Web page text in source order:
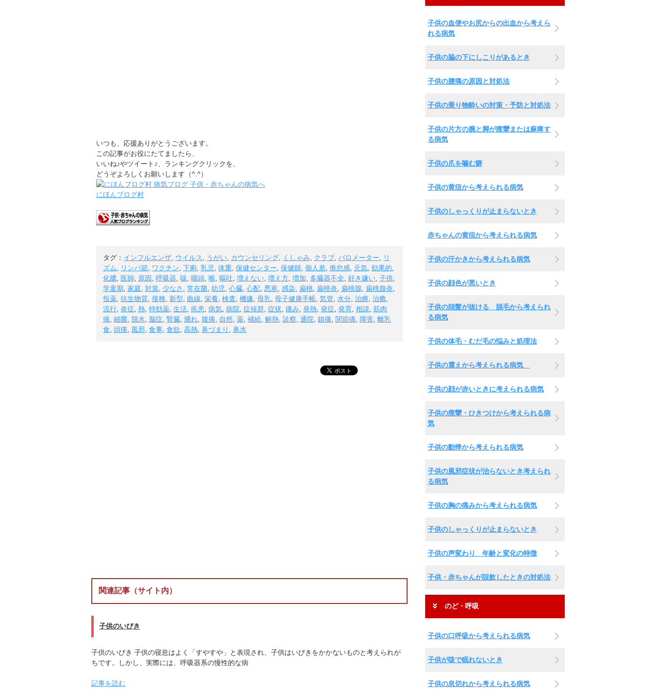
いつも、応援ありがとうございます。
この記事がお役にたてましたら、
いいね♪やツイート♪、ランキングクリックを、
どうぞよろしくお願いします（^.^）
にほんブログ村
タグ： インフルエンザ ウイルス うがい カウンセリング くしゃみ クラブ バロメーター
リ
ズム
リンパ節 ワクチン 下痢 乳児 体重 保健センター 保健師 個人差 倦怠感 元気 効果的
化膿
医師 原因 呼吸器 咳 咽頭 喉 嘔吐 増えない 増え方 増加 多臓器不全 好き嫌い 子供
学童期 家庭 対策 少なさ 常在菌 幼児 心臓 心配 悪寒 感染 扁桃 扁桃炎 扁桃腺 扁桃腺炎
投薬 抗生物質 接種 新型 曲線 栄養 検査 機嫌 母乳 母子健康手帳 気管 水分 治療 治癒
流行 炎症 熱 特効薬 生活 疾患 病気 病院 症候群 症状 痛み 発熱 発症 発育 相談 筋肉
痛 細菌 脱水 脳症 腎臓 腫れ 腹痛 自然 薬 補給 解熱 診察 通院 鎮痛 関節痛 障害 離乳
食 頭痛 風邪 食事 食欲 高熱 鼻づまり 鼻水
関連記事（サイト内）
子供のいびき
子供のいびき 子供の寝息はよく「すやすや」と表現され、子供はいびきをかかないものと考えられが
ちです。しかし、実際には、呼吸器系の慢性的な病
記事を読む
子供の血便やお尻からの出血から考えら
れる病気
子供の脇の下にしこりがあるとき
子供の腰痛の原因と対処法
子供の乗り物酔いの対策・予防と対処法
子供の片方の腕と脚が痙攣または麻痺す
る病気
子供の爪を噛む癖
子供の黄疸から考えられる病気
子供のしゃっくりが止まらないとき
赤ちゃんの黄疸から考えられる病気
子供の汗かきから考えられる病気
子供の顔色が悪いとき
子供の頭髪が抜ける 脱毛から考えられ
る病気
子供の体毛・むだ毛の悩みと処理法
子供の震えから考えられる病気
子供の顔が赤いときに考えられる病気
子供の痙攣・ひきつけから考えられる病
気
子供の動悸から考えられる病気
子供の風邪症状が治らないとき考えられ
る病気
子供の胸の痛みから考えられる病気
子供のしゃっくりが止まらないとき
子供の声変わり 年齢と変化の特徴
子供・赤ちゃんが誤飲したときの対処法
のど・呼吸
子供の口呼吸から考えられる病気
子供が咳で眠れないとき
子供の息切れから考えられる病気